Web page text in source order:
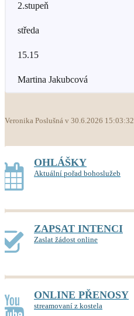
2.stupeň
středa
15.15
Martina Jakubcová
Veronika Poslušná v 30.6.2026 15:03:32
OHLÁŠKY
Aktuální pořad bohoslužeb
ZAPSAT INTENCI
Zaslat žádost online
ONLINE PŘENOSY
streamovaní z kostela